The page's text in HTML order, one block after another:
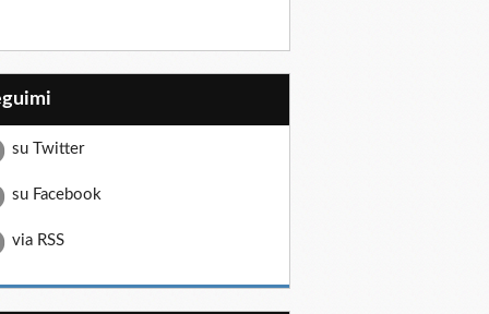
su Twitter
su Facebook
via RSS